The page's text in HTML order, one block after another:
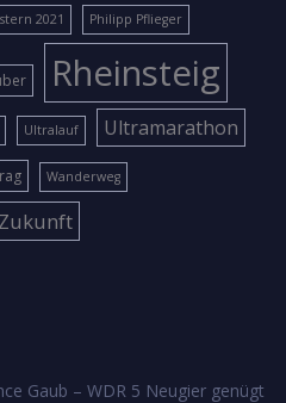
2021 Philipp Pflieger
Rheinsteig
Ultralauf Ultramarathon
Wanderweg
Zukunft
Gaub – WDR 5 Neugier genügt